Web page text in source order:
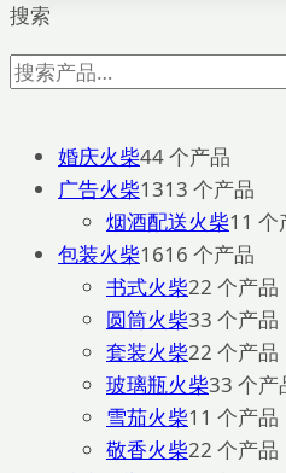
搜索
婚庆火柴44 个产品
广告火柴1313 个产品
烟酒配送火柴1 1 个
包装火柴1616 个产品
书式火柴22 个产品
圆筒火柴33 个产品
套装火柴22 个产品
玻璃瓶火柴33 个产
雪茄火柴1 1 个产品
敬香火柴22 个产品